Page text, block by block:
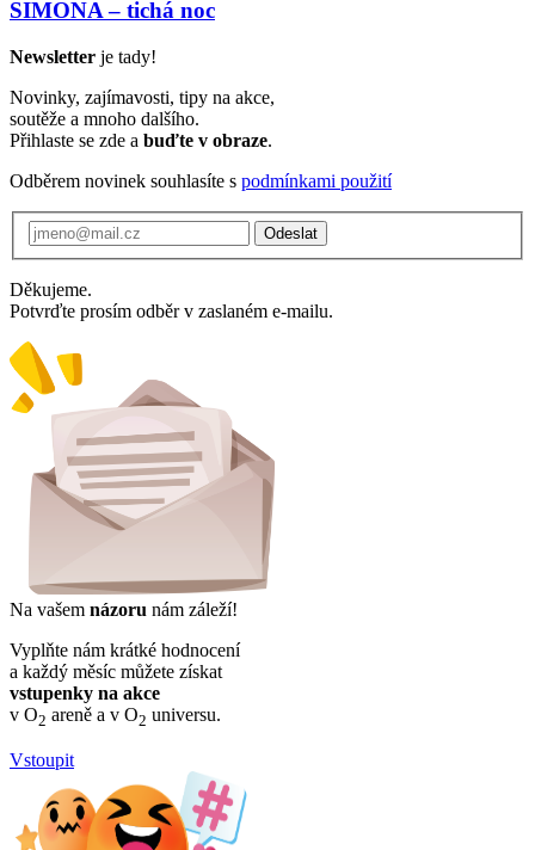
SIMONA – tichá noc
Newsletter je tady!
Novinky, zajímavosti, tipy na akce,
soutěže a mnoho dalšího.
Přihlaste se zde a buďte v obraze.
Odběrem novinek souhlasíte s podmínkami použití
Odeslat
Děkujeme.
Potvrďte prosím odběr v zaslaném e-mailu.
Na vašem názoru nám záleží!
Vyplňte nám krátké hodnocení
a každý měsíc můžete získat
vstupenky na akce
v O2 areně a v O2 universu.
Vstoupit